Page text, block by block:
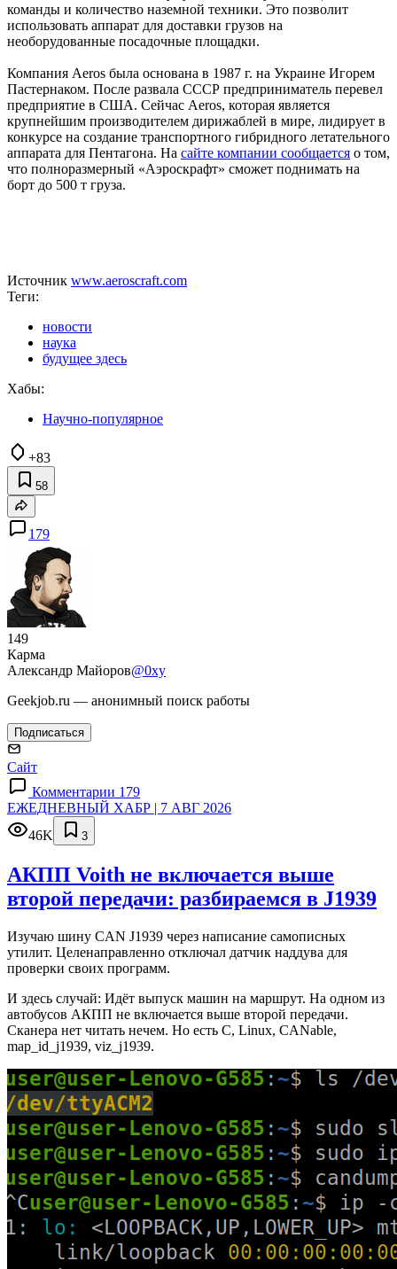
команды и количество наземной техники. Это позволит
использовать аппарат для доставки грузов на
необорудованные посадочные площадки.
Компания Aeros была основана в 1987 г. на Украине Игорем
Пастернаком. После развала СССР предприниматель перевел
предприятие в США. Сейчас Aeros, которая является
крупнейшим производителем дирижаблей в мире, лидирует в
конкурсе на создание транспортного гибридного летательного
аппарата для Пентагона. На сайте компании сообщается о том,
что полноразмерный «Аэроскрафт» сможет поднимать на
борт до 500 т груза.
Источник www.aeroscraft.com
Теги:
новости
наука
будущее здесь
Хабы:
Научно-популярное
+83
58
179
149
Карма
Александр Майоров@0xy
Geekjob.ru — анонимный поиск работы
Подписаться
Сайт
Комментарии 179
ЕЖЕДНЕВНЫЙ ХАБР | 7 АВГ 2026
46K
3
АКПП Voith не включается выше
второй передачи: разбираемся в J1939
Изучаю шину CAN J1939 через написание самописных
утилит. Целенаправленно отключал датчик наддува для
проверки своих программ.
И здесь случай: Идёт выпуск машин на маршрут. На одном из
автобусов АКПП не включается выше второй передачи.
Сканера нет читать нечем. Но есть C, Linux, CANable,
map_id_j1939, viz_j1939.